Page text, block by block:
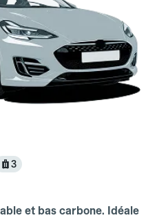
3
et bas carbone. Idéale